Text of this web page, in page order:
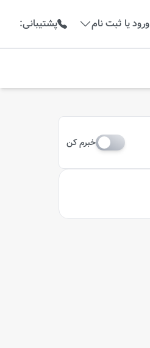
ورود یا ثبت نام پشتیبانی:
خبرم کن